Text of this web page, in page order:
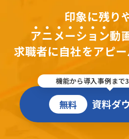
印象に残り
アニメーション動
求職者に自社をアピ
機能から導入事例まで
無料 資料ダ